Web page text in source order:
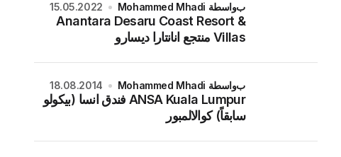
Anantara Desaru Coast Resort &
Villas منتجع انانتارا ديسارو
بواسطة Mohammed Mhadi 15.05.2022
ANSA Kuala Lumpur فندق انسا (بيكولو
سابقاً) كوالالمبور
بواسطة Mohammed Mhadi 18.08.2014